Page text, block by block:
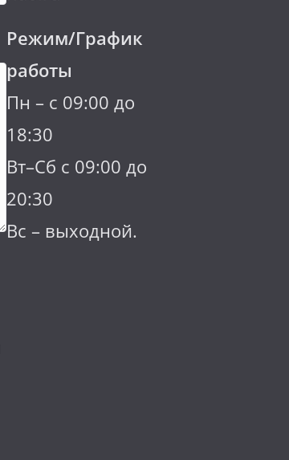
Режим/График
работы
Пн – с 09:00 до
18:30
Вт–Сб с 09:00 до
20:30
Вс – выходной.